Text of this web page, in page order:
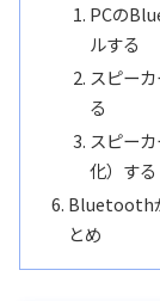
PCの
ルする
スピー
る
スピー
化）する
Bluetooth
とめ